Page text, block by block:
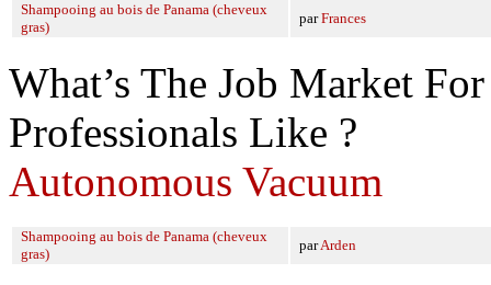
Shampooing au bois de Panama (cheveux
gras)
parFrances
What’s The Job Market
Professionals Like ?
Autonomous Vacuum
Shampooing au bois de Panama (cheveux
gras)
parArden